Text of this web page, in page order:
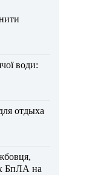
води:
отдыха
БпЛА на